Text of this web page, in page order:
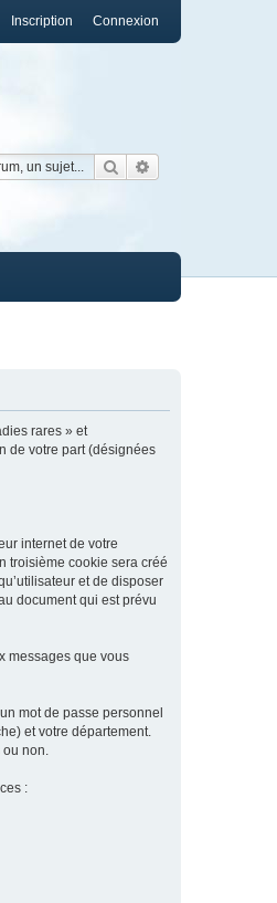
Connexion
Inscription
Rechercher
rares » et
de votre part (désignées
internet de votre
troisième cookie sera créé
et de disposer
document qui est prévu
messages que vous
mot de passe personnel
et votre département.
ou non.
: